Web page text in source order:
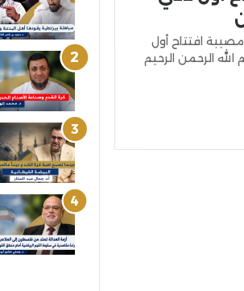
افتتاح أول
الرحمن الرحيم